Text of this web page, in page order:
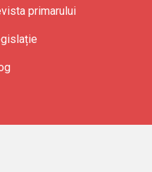
primarului